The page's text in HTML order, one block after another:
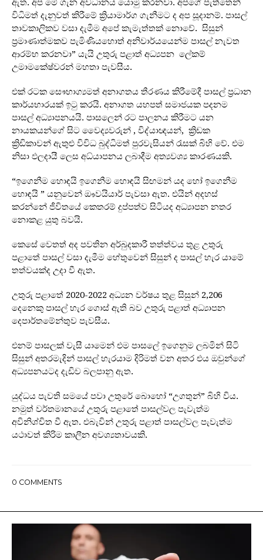
ඇත. අප මේ ගැන අවධානය යොමු කරනවා. අපගේ පැත්තෙන්
විධිමත් දැනුවත් කිරීමේ ක්‍රියාමාර්ග ගැනීමට ද අප සූදානම්. පාසල්
තාවකාලිකව වසා දැමීම අපේ කැමැත්තක් නොවේ. සිසුන්
ප්‍රමාණාත්මකව පැමිණියහොත් අනිවාර්යයෙන්ම පාසල් නැවත
ආරම්භ කරනවා” යැයි උතුරු පළාත් අධ්‍යපන ලේකම්
උමාමකේෂ්වරන් මහතා පැවසීය.
එක් රටක සෞභාග්‍යමත් අනාගතය තීරණය කිරීමේදී පාසල් ප්‍රධාන
කාර්යභාරයක් ඉටු කරයි. අනාගත යහපත් සමාජයක පදනම
පාසල් අධ්‍යාපනයයි. පාසලෙන් රට පාලනය කිරීමට යන
නායකයන්ගේ සිට වෛද්‍යවරුන් , විද්යාඥයන්, ක්‍රිඩක
ක්‍රිඩිකාවන් ඇතුළු විවිධ බුද්ධිමත් පුරවැසියන් රැසක් බිහි වේ. එම
නිසා ඵලදායී ලෙස අධ්යාපනය ලබාදීම අත්‍යවශ්‍ය කාරණයකි.
“ඉගෙනීම හොඳයි ඉගෙනීම හොඳයි සිඟමන් යද හෝ ඉගෙනීම
හොඳයි ” යනුවෙන් ඖවයියාර් පැවසා ඇත. එයින් අදහස්
කරන්නේ ජීවිතයේ කෙතරම් දුප්පත්ව සිටියද අධ්‍යාපන නතර
නොකළ යුතු බවයි.
කෙසේ වෙතත් අද පවතින අර්බුදකාරී තත්ත්වය තුළ උතුරු
පළාතේ පාසල් වසා දැමීම හේතුවෙන් සිසුන් ද පාසල් හැර යාමේ
තත්වයක්ද උදා වී ඇත.
උතුරු පළාතේ 2020-2022 අධ්‍යන වර්ෂය තුළ සිසුන් 2,206
දෙනෙකු පාසල් හැර ගොස් ඇති බව උතුරු පළාත් අධ්‍යාපන
දෙපාර්තමේන්තුව පැවසීය.
එනම් පාසලක් වැසී යාමෙන් එම පාසලේ ඉගෙනුම ලබමින් සිටි
සිසුන් අතරමැදින් පාසල් හැරයාම දිරිමත් වන අතර එය ඔවුන්ගේ
අධ්‍යපනයටද දැඩිව බලපානු ඇත.
යුද්ධය පැවති සමයේ පවා උතුරේ බොහෝ “උගතුන්” බිහි විය.
නමුත් වර්තමානයේ උතුරු පළාතේ පාසල්වල පැවැත්ම
අවිනිශ්චිත වී ඇත. එබැවින් උතුරු පළාත් පාසල්වල පැවැත්ම
යථාවත් කිරිම කාලීන අවශ්‍යතාවයකි.
0 COMMENTS